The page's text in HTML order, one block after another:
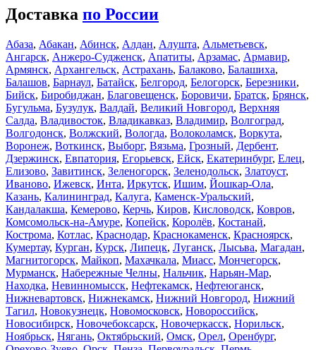
Доставка по России
Абаза, Абакан, Абинск, Алдан, Алушта, Альметьевск,
Ангарск, Анжеро-Судженск, Апатиты, Арзамас, Армавир,
Армянск, Архангельск, Астрахань, Балаково, Балашиха,
Балашов, Барнаул, Батайск, Белгород, Белогорск, Березники,
Бийск, Биробиджан, Благовещенск, Боровичи, Братск, Брянск,
Бугульма, Бузулук, Валдай, Великий Новгород, Верхняя
Салда, Владивосток, Владикавказ, Владимир, Волгоград,
Волгодонск, Волжский, Вологда, Волоколамск, Воркута,
Воронеж, Воткинск, Выборг, Вязьма, Грозный, Дербент,
Дзержинск, Евпатория, Егорьевск, Ейск, Екатеринбург, Елец,
Елизово, Завитинск, Зеленогорск, Зеленодольск, Златоуст,
Иваново, Ижевск, Инта, Иркутск, Ишим, Йошкар-Ола,
Казань, Калининград, Калуга, Каменск-Уральский,
Кандалакша, Кемерово, Керчь, Киров, Кисловодск, Ковров,
Комсомольск-на-Амуре, Копейск, Королёв, Костанай,
Кострома, Котлас, Краснодар, Краснокаменск, Красноярск,
Кумертау, Курган, Курск, Липецк, Луганск, Лысьва, Магадан,
Магнитогорск, Майкоп, Махачкала, Миасс, Мончегорск,
Мурманск, Набережные Челны, Нальчик, Нарьян-Мар,
Находка, Невинномысск, Нефтекамск, Нефтеюганск,
Нижневартовск, Нижнекамск, Нижний Новгород, Нижний
Тагил, Новокузнецк, Новомосковск, Новороссийск,
Новосибирск, Новочебоксарск, Новочеркасск, Норильск,
Ноябрьск, Нягань, Октябрьский, Омск, Орел, Оренбург,